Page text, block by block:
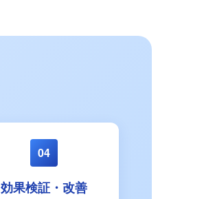
04
効果検証・改善